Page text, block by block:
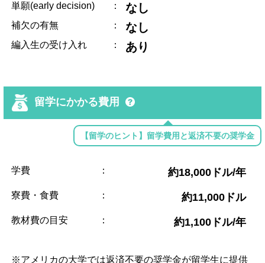
単願(early decision) ： なし
補欠の有無 ： なし
編入生の受け入れ ： あり
留学にかかる費用
【留学のヒント】留学費用と返済不要の奨学金
学費 ： 約18,000ドル/年
寮費・食費 ： 約11,000ドル
教材費の目安 ： 約1,100ドル/年
※アメリカの大学では返済不要の奨学金が留学生に提供